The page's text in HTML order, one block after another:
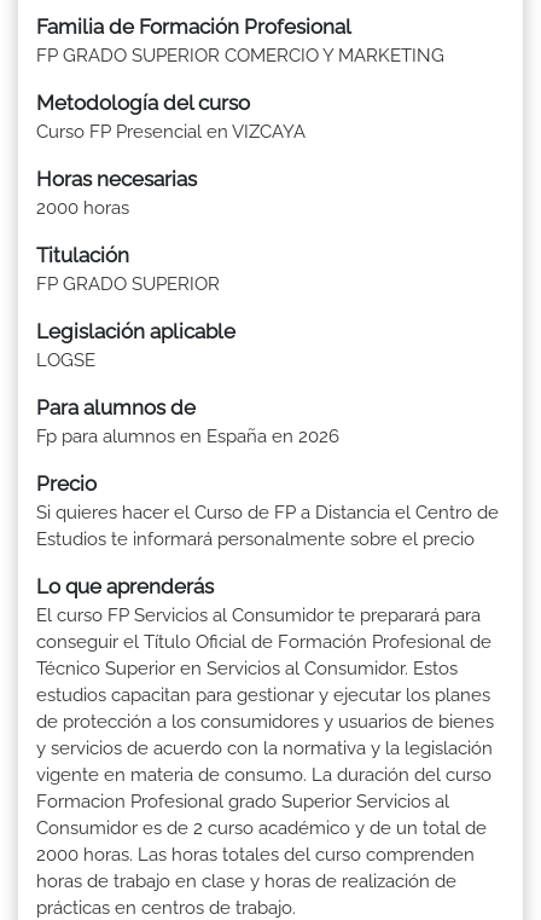
Familia de Formación Profesional
FP GRADO SUPERIOR COMERCIO Y MARKETING
Metodología del curso
Curso FP Presencial en VIZCAYA
Horas necesarias
2000 horas
Titulación
FP GRADO SUPERIOR
Legislación aplicable
LOGSE
Para alumnos de
Fp para alumnos en España en 2026
Precio
Si quieres hacer el Curso de FP a Distancia el Centro de
Estudios te informará personalmente sobre el precio
Lo que aprenderás
El curso FP Servicios al Consumidor te preparará para
conseguir el Título Oficial de Formación Profesional de
Técnico Superior en Servicios al Consumidor. Estos
estudios capacitan para gestionar y ejecutar los planes
de protección a los consumidores y usuarios de bienes
y servicios de acuerdo con la normativa y la legislación
vigente en materia de consumo. La duración del curso
Formacion Profesional grado Superior Servicios al
Consumidor es de 2 curso académico y de un total de
2000 horas. Las horas totales del curso comprenden
horas de trabajo en clase y horas de realización de
prácticas en centros de trabajo.